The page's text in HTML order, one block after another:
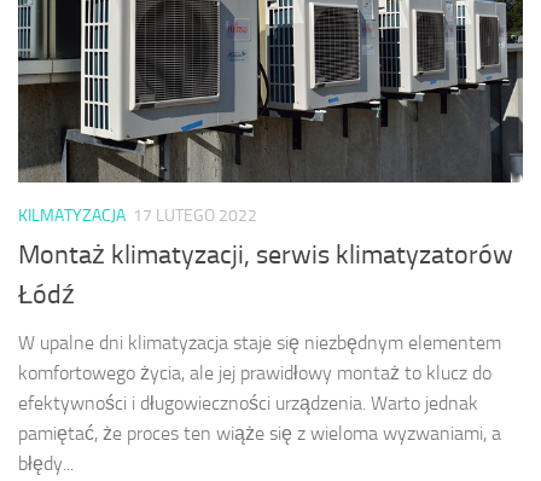
KILMATYZACJA 17 LUTEGO 2022
Montaż klimatyzacji, serwis klimatyzatorów
Łódź
W upalne dni klimatyzacja staje się niezbędnym elementem
komfortowego życia, ale jej prawidłowy montaż to klucz do
efektywności i długowieczności urządzenia. Warto jednak
pamiętać, że proces ten wiąże się z wieloma wyzwaniami, a
błędy...